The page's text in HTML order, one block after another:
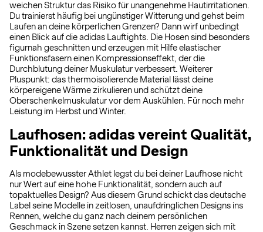
weichen Struktur das Risiko für unangenehme Hautirritationen.
Du trainierst häufig bei ungünstiger Witterung und gehst beim
Laufen an deine körperlichen Grenzen? Dann wirf unbedingt
einen Blick auf die adidas Lauftights. Die Hosen sind besonders
figurnah geschnitten und erzeugen mit Hilfe elastischer
Funktionsfasern einen Kompressionseffekt, der die
Durchblutung deiner Muskulatur verbessert. Weiterer
Pluspunkt: das thermoisolierende Material lässt deine
körpereigene Wärme zirkulieren und schützt deine
Oberschenkelmuskulatur vor dem Auskühlen. Für noch mehr
Leistung im Herbst und Winter.
Laufhosen: adidas vereint Qualität,
Funktionalität und Design
Als modebewusster Athlet legst du bei deiner Laufhose nicht
nur Wert auf eine hohe Funktionalität, sondern auch auf
topaktuelles Design? Aus diesem Grund schickt das deutsche
Label seine Modelle in zeitlosen, unaufdringlichen Designs ins
Rennen, welche du ganz nach deinem persönlichen
Geschmack in Szene setzen kannst. Herren zeigen sich mit